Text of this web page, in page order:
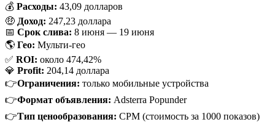
💰 Расходы: 43,09 долларов
🤑 Доход: 247,23 доллара
📅 Срок слива: 8 июня — 19 июня
🌎 Гео: Мульти-гео
✅ ROI: около 474,42%
💎 Profit: 204,14 доллара
👉Ограничения: только мобильные устройства
👉Формат объявления: Adsterra Popunder
👉Тип ценообразования: CPM (стоимость за 1000 показов)